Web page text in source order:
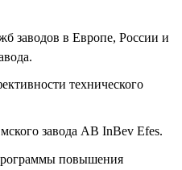
заводов в Европе, России и
технического
завода AB InBev Efes.
повышения